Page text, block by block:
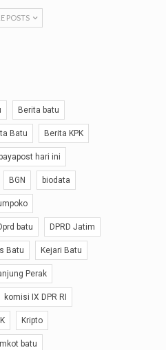
POSTS
Berita batu
Batu Berita KPK
hari ini
BGN biodata
batu DPRD Jatim
Batu Kejari Batu
Perak
komisi IX DPR RI
Kripto
batu